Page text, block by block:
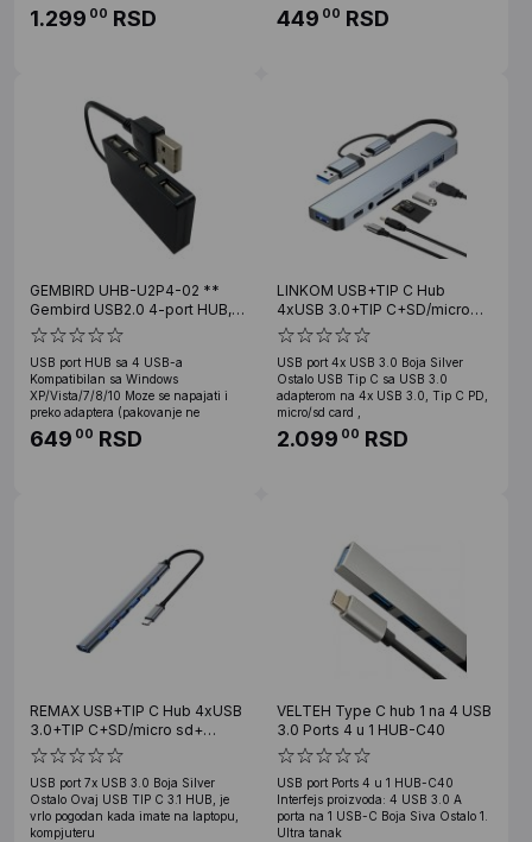
1.299 00 RSD 449 00 RSD
GEMBIRD UHB-U2P4-02 **
Gembird USB2.0 4-port HUB,
black (263)
USB port HUB sa 4 USB-a
Kompatibilan sa Windows
XP/Vista/7/8/10 Moze se napajati i
preko adaptera (pakovanje ne
649 00 RSD
LINKOM USB+TIP C Hub
4xUSB 3.0+TIP C+SD/micro
sd+ Audio
USB port 4x USB 3.0 Boja Silver
Ostalo USB Tip C sa USB 3.0
adapterom na 4x USB 3.0, Tip C PD,
micro/sd card ,
2.099 00 RSD
REMAX USB+TIP C Hub 4xUSB
3.0+TIP C+SD/micro sd+
Audio
USB port 7x USB 3.0 Boja Silver
Ostalo Ovaj USB TIP C 3.1 HUB, je
vrlo pogodan kada imate na laptopu,
kompjuteru
VELTEH Type C hub 1 na 4 USB
3.0 Ports 4 u 1 HUB-C40
USB port Ports 4 u 1 HUB-C40
Interfejs proizvoda: 4 USB 3.0 A
porta na 1 USB-C Boja Siva Ostalo 1.
Ultra tanak